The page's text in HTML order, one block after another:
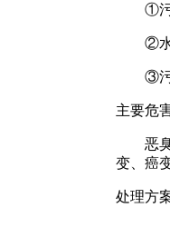
①污水
②水位
③污泥
主要危
恶臭
变、癌变
处理方